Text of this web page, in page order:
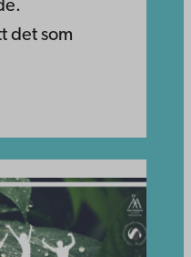
det som